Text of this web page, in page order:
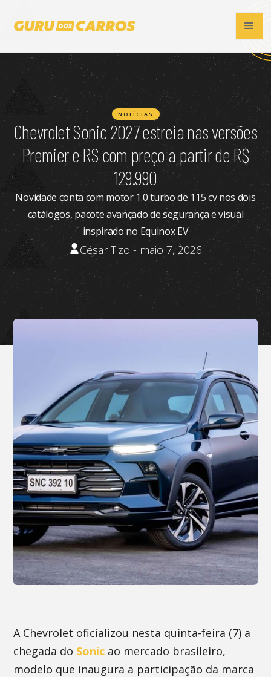
NOTÍCIAS
Chevrolet Sonic 2027 estreia nas versões
Premier e RS com preço a partir de R$
129.990
Novidade conta com motor 1.0 turbo de 115 cv nos dois
catálogos, pacote avançado de segurança e visual
inspirado no Equinox EV
César Tizo - maio 7, 2026
A Chevrolet oficializou nesta quinta-feira (7) a
chegada do Sonic ao mercado brasileiro,
modelo que inaugura a participação da marca